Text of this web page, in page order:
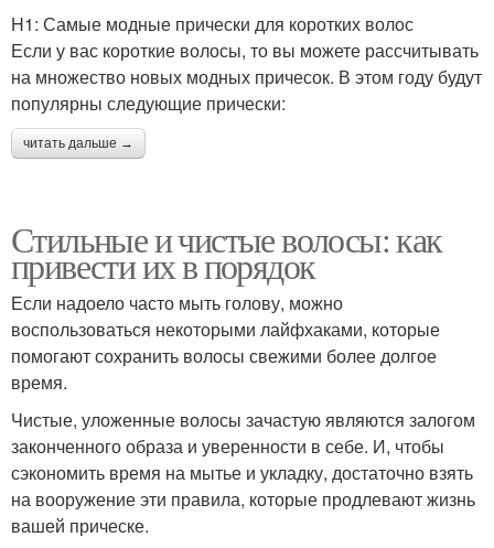
H1: Самые модные прически для коротких волос
Если у вас короткие волосы, то вы можете рассчитывать
на множество новых модных причесок. В этом году будут
популярны следующие прически:
читать дальше →
Стильные и чистые волосы: как
привести их в порядок
Если надоело часто мыть голову, можно
воспользоваться некоторыми лайфхаками, которые
помогают сохранить волосы свежими более долгое
время.
Чистые, уложенные волосы зачастую являются залогом
законченного образа и уверенности в себе. И, чтобы
сэкономить время на мытье и укладку, достаточно взять
на вооружение эти правила, которые продлевают жизнь
вашей прическе.